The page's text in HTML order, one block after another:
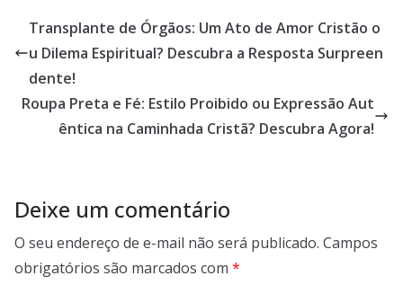
Transplante de Órgãos: Um Ato de Amor Cristão o
u Dilema Espiritual? Descubra a Resposta Surpreen
dente!
Roupa Preta e Fé: Estilo Proibido ou Expressão Aut
êntica na Caminhada Cristã? Descubra Agora!
Deixe um comentário
O seu endereço de e-mail não será publicado. Campos
obrigatórios são marcados com *